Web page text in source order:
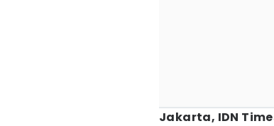
Jakarta, IDN